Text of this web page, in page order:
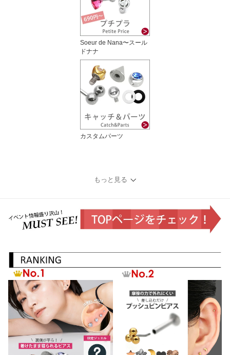
Soeur de Nana〜スール
ドナナ
カスタムパーツ
もっと見る